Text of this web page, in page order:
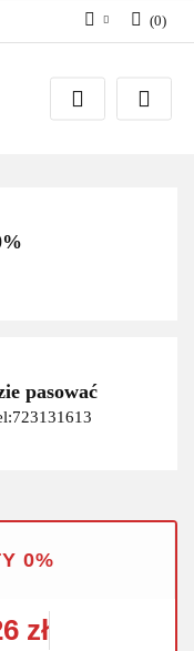
Zaloguj się
Zarejestruj się
(0)
pasować
0%
zł